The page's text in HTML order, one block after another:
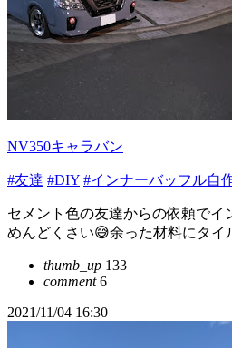
NV350キャラバン
#友達 #DIY #インナーバッフル自
セメント色の友達からの依頼で
めんどくさい😅余った材料にタイ
thumb_up 133
comment6
2021/11/04 16:30